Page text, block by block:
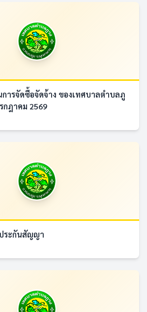
ารจัดซื้อจัดจ้าง ของเทศบาลตำบลภู
กฎาคม 2569
ระกันสัญญา